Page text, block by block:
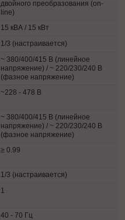
двойного преобразования (on-
line)
15 кВА / 15 кВт
1/3 (настраивается)
~ 380/400/415 В (линейное
напряжение) / ~ 220/230/240 В
(фазное напряжение)
~228 - 478 В
~ 380/400/415 В (линейное
напряжение) / ~ 220/230/240 В
(фазное напряжение)
≥ 0.99
1/3 (настраивается)
1
40 - 70 Гц